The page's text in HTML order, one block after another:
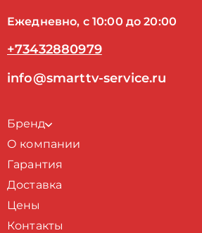
Ежедневно, с 10:00 до 20:00
+73432880979
info@smarttv-service.ru
Бренд
О компании
Гарантия
Доставка
Цены
Контакты